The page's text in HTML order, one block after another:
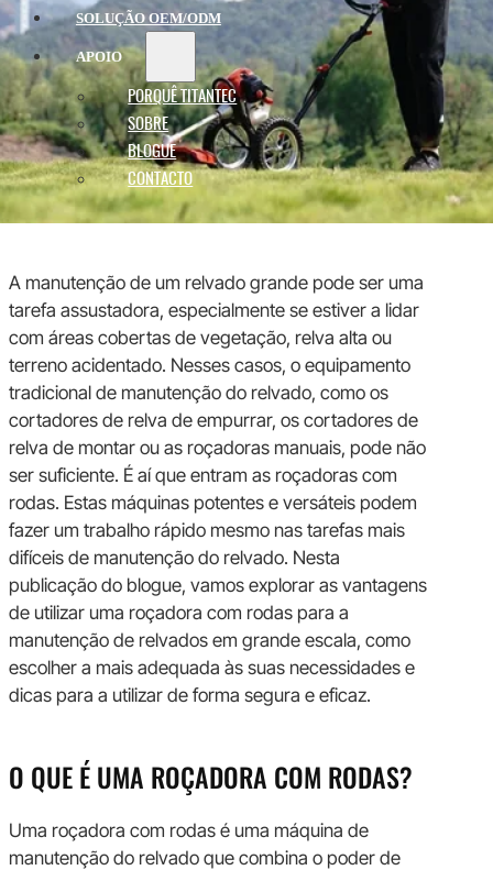
SOLUÇÃO OEM/ODM
APOIO
PORQUÊ TITANTEC
SOBRE
BLOGUE
CONTACTO
A manutenção de um relvado grande pode ser uma
tarefa assustadora, especialmente se estiver a lidar
com áreas cobertas de vegetação, relva alta ou
terreno acidentado. Nesses casos, o equipamento
tradicional de manutenção do relvado, como os
cortadores de relva de empurrar, os cortadores de
relva de montar ou as roçadoras manuais, pode não
ser suficiente. É aí que entram as roçadoras com
rodas. Estas máquinas potentes e versáteis podem
fazer um trabalho rápido mesmo nas tarefas mais
difíceis de manutenção do relvado. Nesta
publicação do blogue, vamos explorar as vantagens
de utilizar uma roçadora com rodas para a
manutenção de relvados em grande escala, como
escolher a mais adequada às suas necessidades e
dicas para a utilizar de forma segura e eficaz.
O QUE É UMA ROÇADORA COM RODAS?
Uma roçadora com rodas é uma máquina de
manutenção do relvado que combina o poder de